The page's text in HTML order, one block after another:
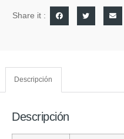
Share it :
Descripción
Descripción